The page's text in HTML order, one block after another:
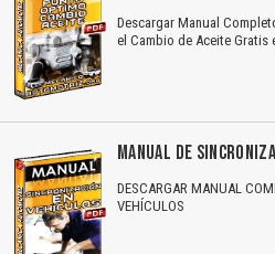
Descargar Manual
el Cambio de Aceite Gratis
MANUAL DE
DESCARGAR MANUAL
VEHÍCULOS